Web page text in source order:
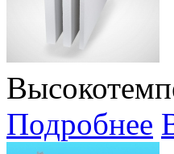
Подробнее